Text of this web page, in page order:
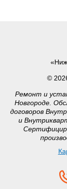
©
Ремонт и
Новгороде.
договоров
и